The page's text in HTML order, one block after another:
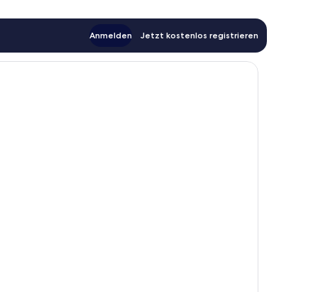
Anmelden Jetzt kostenlos registrieren